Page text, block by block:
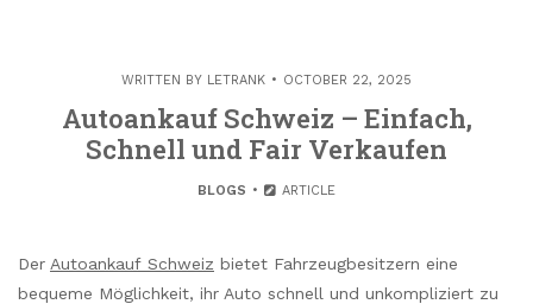
WRITTEN BY LETRANK OCTOBER 22, 2025
Autoankauf Schweiz – Einfach,
Schnell und Fair Verkaufen
BLOGS ARTICLE
Der Autoankauf Schweiz bietet Fahrzeugbesitzern eine
bequeme Möglichkeit, ihr Auto schnell und unkompliziert zu